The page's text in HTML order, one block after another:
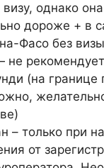
визу, однако
дороже + в
Фасо без
не
(на границе
– только при
от